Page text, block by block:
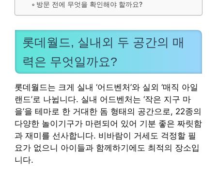
방문 전에 무엇을 확인해야 할까요?
롯데월드, 실내외 두 공간의 매
력은 무엇일까요?
롯데월드는 크게 실내 ‘어드벤처’와 실외 ‘매직 아일
랜드’로 나뉩니다. 실내 어드벤처는 ‘작은 지구 마
을’을 테마로 한 거대한 돔 형태의 공간으로, 22종의
다양한 놀이기구가 마련되어 있어 기분 좋은 짜릿함
과 재미를 선사합니다. 비바람이 거세도 걱정할 필
요가 없으니 아이들과 함께하기에도 최적의 장소입
니다.